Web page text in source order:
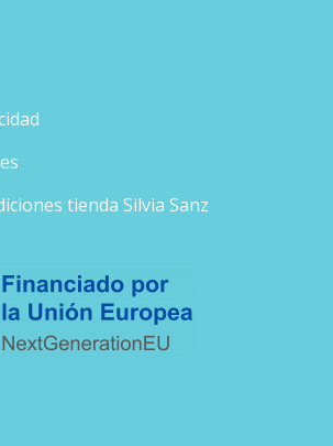
tienda Silvia Sanz